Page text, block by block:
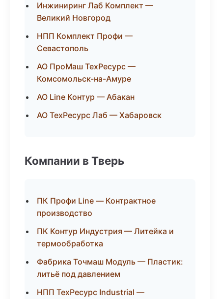
Инжиниринг Лаб Комплект —
Великий Новгород
НПП Комплект Профи —
Севастополь
АО ПроМаш ТехРесурс —
Комсомольск-на-Амуре
АО Line Контур — Абакан
АО ТехРесурс Лаб — Хабаровск
Компании в Тверь
ПК Профи Line — Контрактное
производство
ПК Контур Индустрия — Литейка и
термообработка
Фабрика Точмаш Модуль — Пластик:
литьё под давлением
НПП ТехРесурс Industrial —